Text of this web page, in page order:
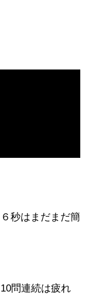
秒はまだまだ簡
問連続は疲れ